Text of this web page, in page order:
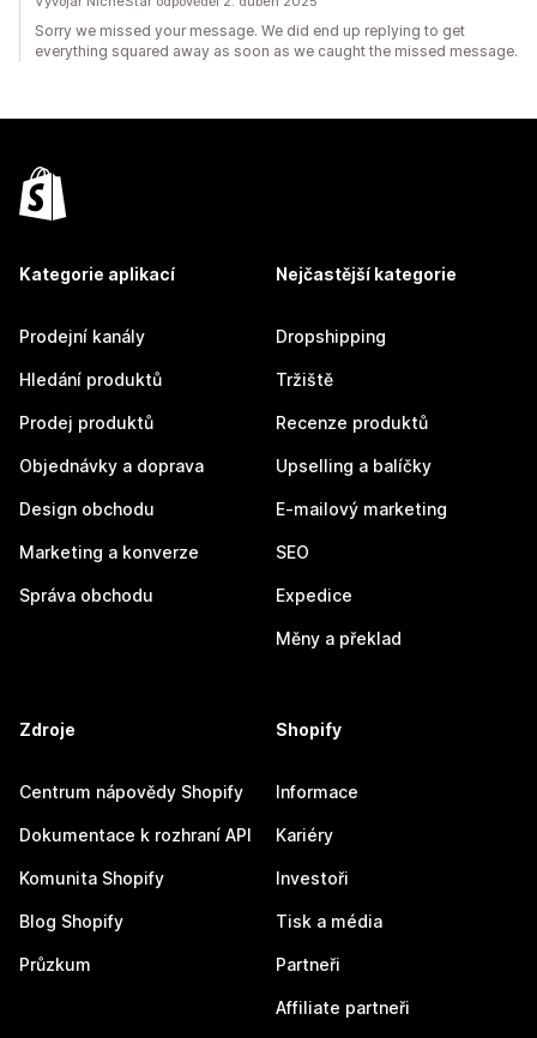
Sorry we missed your message. We did end up replying to get
everything squared away as soon as we caught the missed message.
Kategorie aplikací
Prodejní kanály
Hledání produktů
Prodej produktů
Objednávky a doprava
Design obchodu
Marketing a konverze
Správa obchodu
Nejčastější kategorie
Dropshipping
Tržiště
Recenze produktů
Upselling a balíčky
E-mailový marketing
SEO
Expedice
Měny a překlad
Zdroje
Centrum nápovědy Shopify
Dokumentace k rozhraní API
Komunita Shopify
Blog Shopify
Průzkum
Shopify
Informace
Kariéry
Investoři
Tisk a média
Partneři
Affiliate partneři